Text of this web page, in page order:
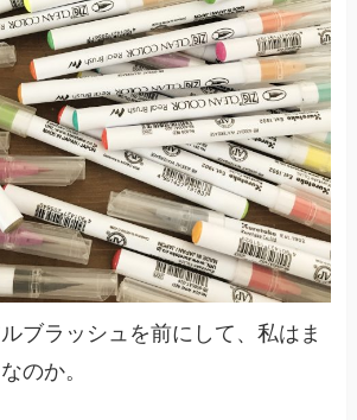
ブラッシュを前にして、私はま
のか。